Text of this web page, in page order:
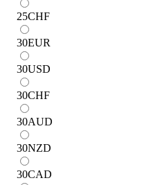
25CHF
30EUR
30USD
30CHF
30AUD
30NZD
30CAD